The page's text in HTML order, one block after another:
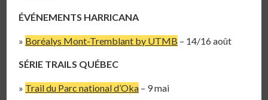
ÉVÉNEMENTS HARRICANA
» Boréalys Mont-Tremblant by UTMB – 14/16 août
SÉRIE TRAILS QUÉBEC
» Trail du Parc national d’Oka – 9 mai